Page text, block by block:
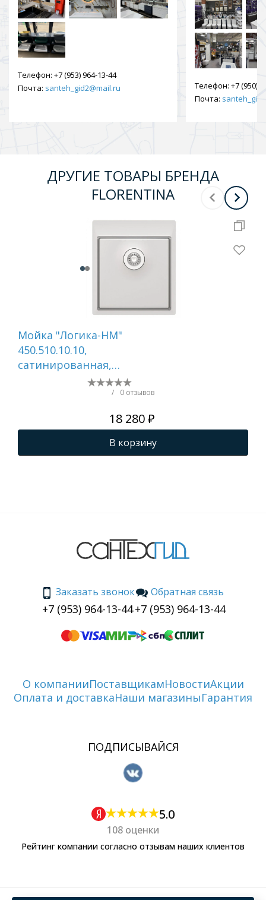
Телефон: +7 (953) 964-13-44
Почта: santeh_gid2@mail.ru Телефон: +7 (950)
Почта:
ДРУГИЕ ТОВАРЫ БРЕНДА
FLORENTINA
Мойка "Логика-НМ"
450.510.10.10,
сатинированная,
перелив в чаше
/ 0 отзывов
18 280 ₽
В корзину
Заказать звонок
+7 (953) 964-13-44
Обратная связь
+7 (953) 964-13-44
О компанииПоставщикамНовостиАкции
Оплата и доставкаНаши магазиныГарантия
ПОДПИСЫВАЙСЯ
5.0
108 оценки
Рейтинг компании согласно отзывам наших клиентов